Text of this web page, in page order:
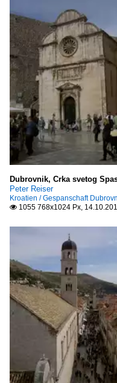
Dubrovnik, Crka svetog
Peter Reiser
Kroatien / Gespanschaft
 1055 768x1024 Px,